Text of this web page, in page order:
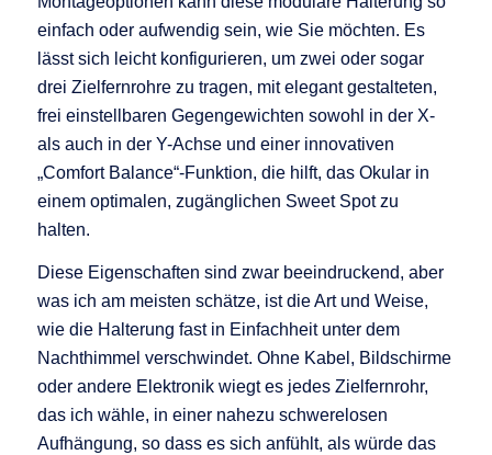
einfach oder aufwendig sein, wie Sie möchten. Es
lässt sich leicht konfigurieren, um zwei oder sogar
drei Zielfernrohre zu tragen, mit elegant gestalteten,
frei einstellbaren Gegengewichten sowohl in der X-
als auch in der Y-Achse und einer innovativen
„Comfort Balance“-Funktion, die hilft, das Okular in
einem optimalen, zugänglichen Sweet Spot zu
halten.
Diese Eigenschaften sind zwar beeindruckend, aber
was ich am meisten schätze, ist die Art und Weise,
wie die Halterung fast in Einfachheit unter dem
Nachthimmel verschwindet. Ohne Kabel, Bildschirme
oder andere Elektronik wiegt es jedes Zielfernrohr,
das ich wähle, in einer nahezu schwerelosen
Aufhängung, so dass es sich anfühlt, als würde das